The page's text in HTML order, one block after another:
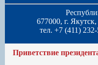
677000, г.
тел. +7 (411)
Приветствие